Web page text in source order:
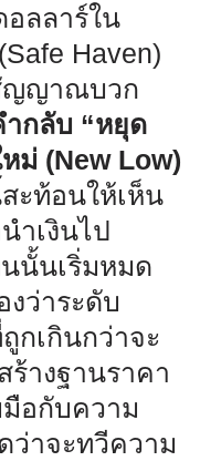
อลลาร์ใน
Haven)
ญญาณบวก
กลับ “หยุด
ม่ (New Low)
ะท้อนให้เห็น
ำเงินไป
นั้นเริ่มหมด
ว่าระดับ
กเกินกว่าจะ
ร้างฐานราคา
มือกับความ
ว่าจะทวีความ